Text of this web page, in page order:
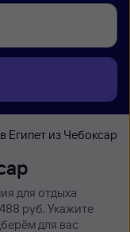
Египет из Чебоксар
для отдыха
руб. Укажите
для вас